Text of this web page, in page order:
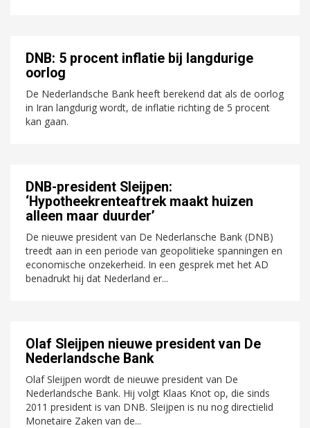
DNB: 5 procent inflatie bij langdurige
oorlog
De Nederlandsche Bank heeft berekend dat als de oorlog
in Iran langdurig wordt, de inflatie richting de 5 procent
kan gaan.
DNB-president Sleijpen:
‘Hypotheekrenteaftrek maakt huizen
alleen maar duurder’
De nieuwe president van De Nederlansche Bank (DNB)
treedt aan in een periode van geopolitieke spanningen en
economische onzekerheid. In een gesprek met het AD
benadrukt hij dat Nederland er...
Olaf Sleijpen nieuwe president van De
Nederlandsche Bank
Olaf Sleijpen wordt de nieuwe president van De
Nederlandsche Bank. Hij volgt Klaas Knot op, die sinds
2011 president is van DNB. Sleijpen is nu nog directielid
Monetaire Zaken van de...